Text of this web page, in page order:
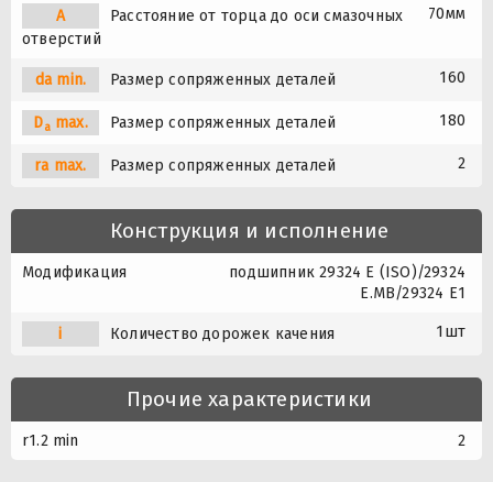
A
Расстояние от торца до оси смазочных
отверстий
70мм
da min. Размер сопряженных деталей 160
Damax. Размер сопряженных деталей 180
ra max. Размер сопряженных деталей 2
Конструкция и исполнение
Модификация
подшипник 29324 E (ISO)/29324
E.MB/29324 E1
i Количество дорожек качения 1шт
Прочие характеристики
r1.2 min 2